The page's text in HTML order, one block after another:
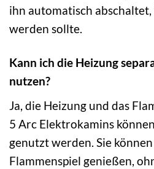
ihn automatisch
werden sollte.
Kann ich die Heizung
nutzen?
Ja, die Heizung und das
5 Arc Elektrokamins
genutzt werden. Sie
Flammenspiel genießen,